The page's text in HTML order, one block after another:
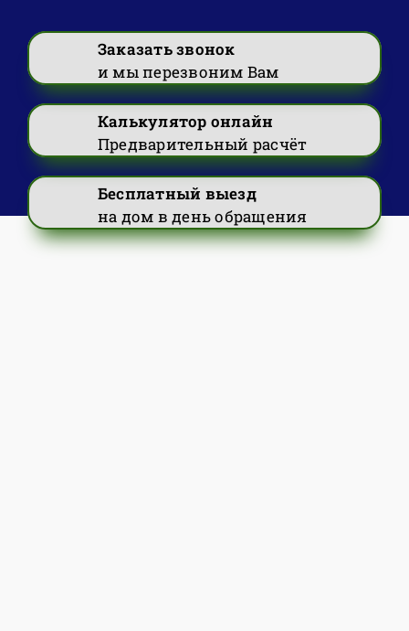
Заказать звонок
и мы перезвоним Вам
Калькулятор онлайн
Предварительный расчёт
Бесплатный выезд
на дом в день обращения